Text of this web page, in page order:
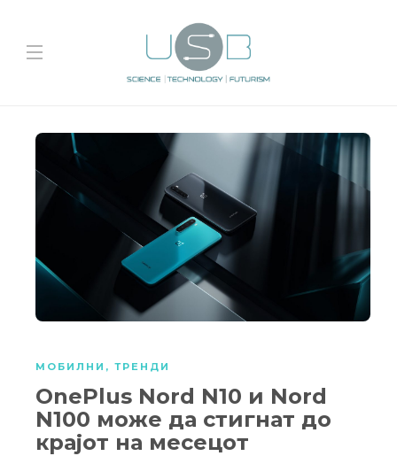
МОБИЛНИ , ТРЕНДИ
OnePlus Nord N10 и Nord
N100 може да стигнат до
крајот на месецот